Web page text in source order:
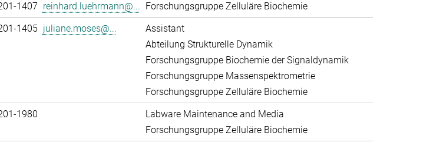
1407 reinhard.luehrmann@... Forschungsgruppe Zelluläre Biochemie
1405 juliane.moses@...
Assistant
Abteilung Strukturelle Dynamik
Forschungsgruppe Biochemie der Signaldynamik
Forschungsgruppe Massenspektrometrie
Forschungsgruppe Zelluläre Biochemie
1980
Labware Maintenance and Media
Forschungsgruppe Zelluläre Biochemie